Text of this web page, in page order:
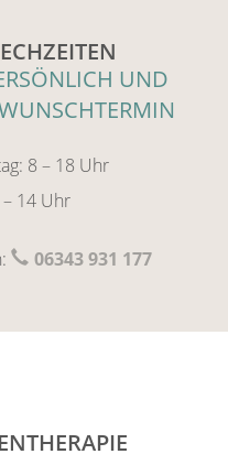
UND
8 – 18 Uhr
14 Uhr
06343 931 177